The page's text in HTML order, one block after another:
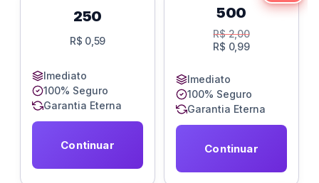
250
R$ 0,59
Imediato
100% Seguro
Garantia Eterna
Continuar
500
R$2,00
R$ 0,99
Imediato
100% Seguro
Garantia Eterna
Continuar